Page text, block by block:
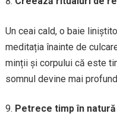
Un ceai cald, o baie
meditația înainte de
minții și corpului că este
somnul devine mai
Petrece timp în natură